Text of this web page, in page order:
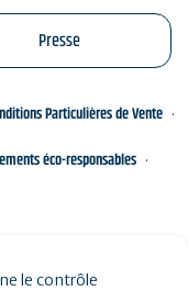
Presse
Particulières de Vente
éco-responsables
le contrôle